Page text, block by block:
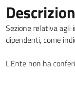
Sezione relativa agli
dipendenti, come
L'Ente non ha